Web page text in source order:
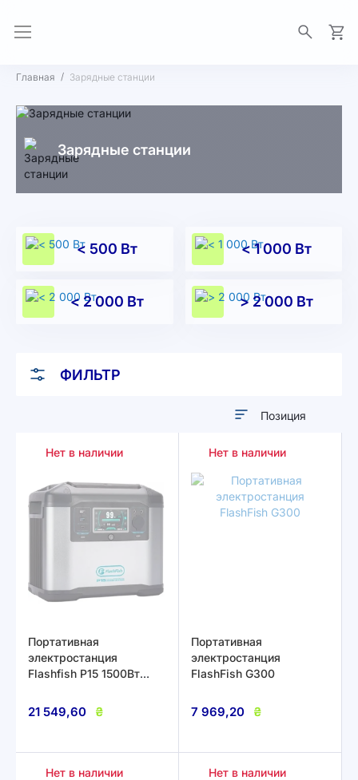
Главная Зарядные станции
Зарядные станции
< 500 Вт < 1 000 Вт
< 2 000 Вт > 2 000 Вт
Задать
по
Нет в наличии
Портативная
электростанция
Flashfish P15 1500Вт
21 549,60 ₴
Нет в наличии
Портативная
электростанция
FlashFish G300
7 969,20 ₴
Нет в наличии Нет в наличии
ФИЛЬТР